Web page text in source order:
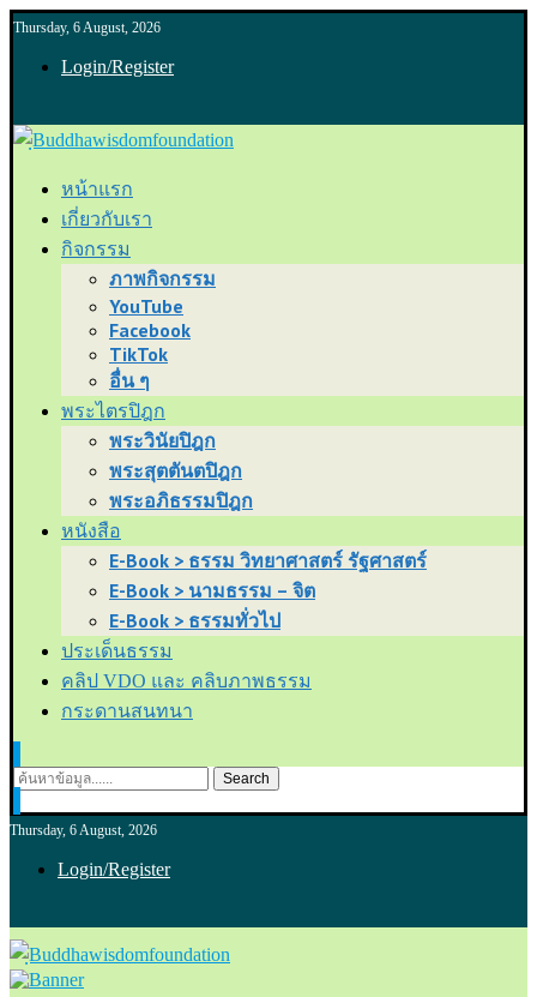
Thursday, 6 August, 2026
Login/Register
หน้าแรก
เกี่ยวกับเรา
กิจกรรม
ภาพกิจกรรม
YouTube
Facebook
TikTok
อื่น ๆ
พระไตรปิฎก
พระวินัยปิฎก
พระสุตตันตปิฎก
พระอภิธรรมปิฎก
หนังสือ
E-Book > ธรรม วิทยาศาสตร์ รัฐศาสตร์
E-Book > นามธรรม – จิต
E-Book > ธรรมทั่วไป
ประเด็นธรรม
คลิป VDO และ คลิบภาพธรรม
กระดานสนทนา
Search
Thursday, 6 August, 2026
Login/Register